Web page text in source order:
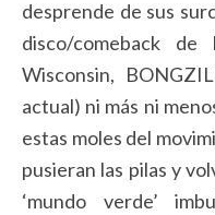
desprende de sus
disco/comeback
Wisconsin,
actual) ni más ni
estas moles del
pusieran las pilas y
‘mundo verde’